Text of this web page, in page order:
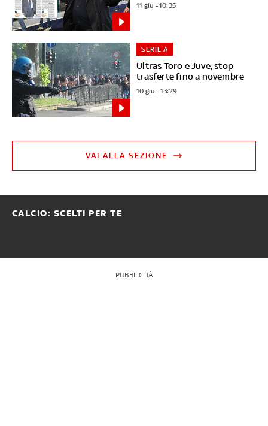
11 giu - 10:35
Ultras Toro e Juve, stop
trasferte fino a novembre
SERIE A
10 giu - 13:29
VAI ALLA SEZIONE
CALCIO: SCELTI PER TE
PUBBLICITÀ